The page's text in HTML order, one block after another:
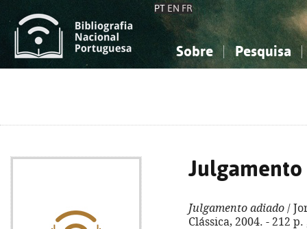
PT EN FR
Sobre Pesquisa
Julgamento adiado /
Clássica, 2004. - 212